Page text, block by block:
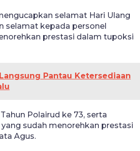
selamat Hari Ulang
selamat kepada personel
prestasi dalam tupoksi
Pantau Ketersediaan
Polairud ke 73, serta
sudah menorehkan prestasi
Agus.